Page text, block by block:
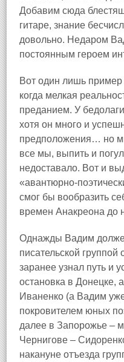
Добавим сюда
гитаре, знание
довольно. Недаром
постоянным героем
Вот один лишь
когда мелкая
преданием. У
хотя он много и
предположения… но
все мы, выпить и
недоставало. Вот и
смог бы вообразить
времен Анакреона до
Однажды Вадим
писательской группой
заранее узнал путь и
остановка в Донецке,
Иваненко (а Вадим
покровителем юных
далее в Запорожье –
Чернигове –
накануне отъезда